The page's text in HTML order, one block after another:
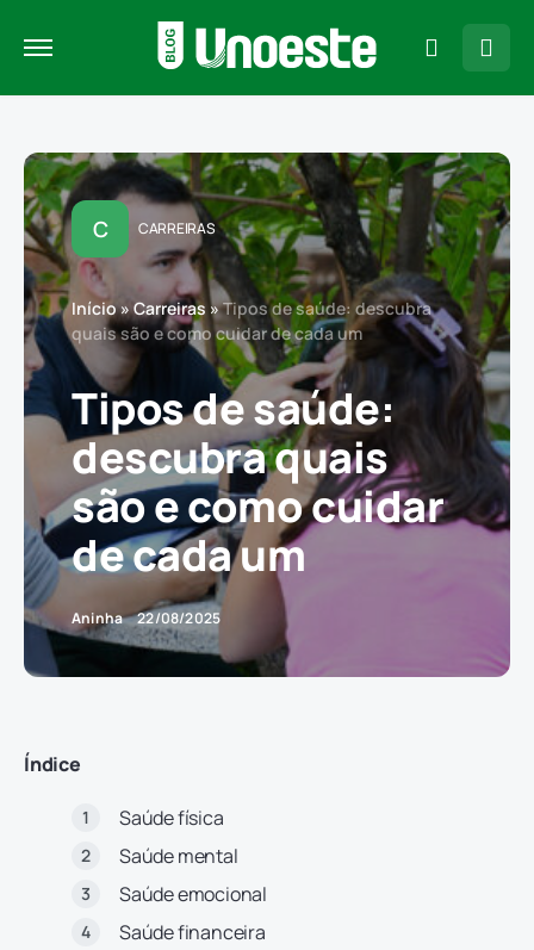
C CARREIRAS
Início»Carreiras »Tipos de saúde: descubra
quais são e como cuidar de cada um
Tipos de saúde:
descubra quais
são e como cuidar
de cada um
Aninha 22/08/2025
Índice
Saúde física
Saúde mental
Saúde emocional
Saúde financeira